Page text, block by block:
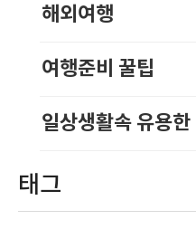
해외여행
여행준비 꿀팁
일상생활속 유용한
태그